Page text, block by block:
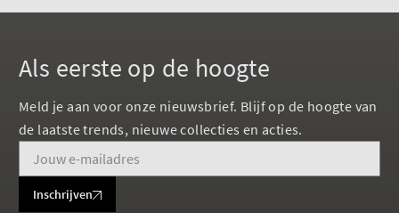
Als eerste op de hoogte
Meld je aan voor onze nieuwsbrief. Blijf op de hoogte van
de laatste trends, nieuwe collecties en acties.
Inschrijven